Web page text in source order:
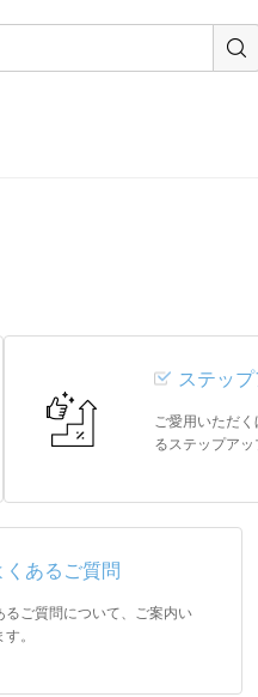
ステッ
ご愛用いただ
るステップアッ
くあるご質問
るご質問について、ご案内い
。